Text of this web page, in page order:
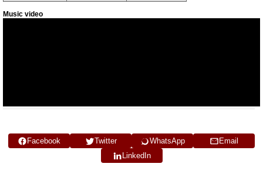
Music video
Facebook Twitter WhatsApp
Email
LinkedIn